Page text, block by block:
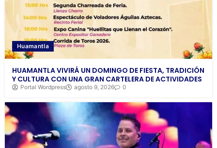
Huamantla
HUAMANTLA VIVIRÁ UN DOMINGO DE FIESTA, TRADICIÓN
Y CULTURA CON UNA GRAN CARTELERA DE ACTIVIDADES
Portal Wordpress agosto 9, 2026 0